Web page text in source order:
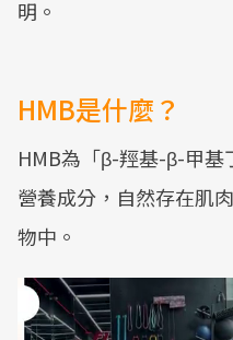
明。
HMB是什麼？
HMB為「β-羥基-β-甲基
營養成分，自然存在肌
物中。